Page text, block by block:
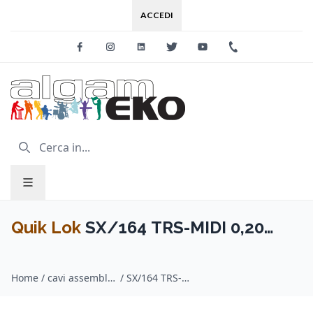
ACCEDI
FacebookInstagramLinkedinTwitter Youtube
Quik Lok SX/164 TRS-MIDI 0,20
Home / cavi assemblati midi / Quik Lok / SX/164 TRS-MIDI 0,20 "Type B" 20 cm